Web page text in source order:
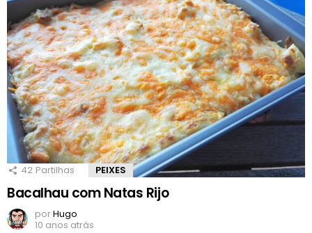
42 Partilhas PEIXES
Bacalhau com Natas Rijo
porHugo
10 anos atrás